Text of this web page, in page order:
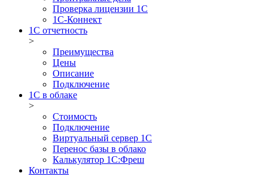
Проверка лицензии 1С
1С-Коннект
1C отчетность
>
Преимущества
Цены
Описание
Подключение
1С в облаке
>
Стоимость
Подключение
Виртуальный сервер 1С
Перенос базы в облако
Калькулятор 1С:Фреш
Контакты